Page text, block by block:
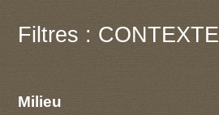
Filtres : CONTEXTE
Milieu